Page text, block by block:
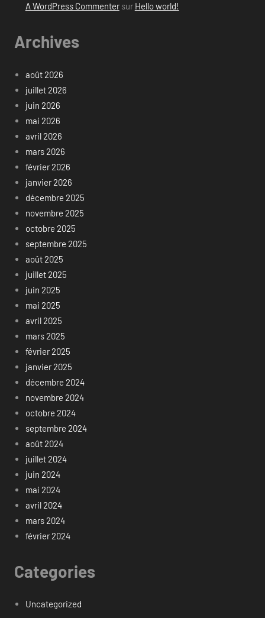
A WordPress Commentersur Hello world!
Archives
août 2026
juillet 2026
juin 2026
mai 2026
avril 2026
mars 2026
février 2026
janvier 2026
décembre 2025
novembre 2025
octobre 2025
septembre 2025
août 2025
juillet 2025
juin 2025
mai 2025
avril 2025
mars 2025
février 2025
janvier 2025
décembre 2024
novembre 2024
octobre 2024
septembre 2024
août 2024
juillet 2024
juin 2024
mai 2024
avril 2024
mars 2024
février 2024
Categories
Uncategorized